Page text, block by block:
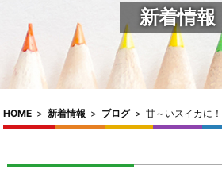
新着情報
HOME > 新着情報 > ブログ> 甘～いスイカに！